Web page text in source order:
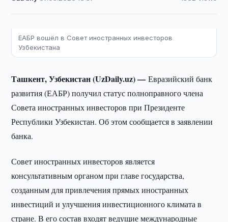
ЕАБР вошёл в Совет иностранных инвесторов
Узбекистана
Ташкент, Узбекистан (UzDaily.uz) —Евразийский банк
развития (ЕАБР) получил статус полноправного члена
Совета иностранных инвесторов при Президенте
Республики Узбекистан. Об этом сообщается в заявлении
банка.
Совет иностранных инвесторов является
консультативным органом при главе государства,
созданным для привлечения прямых иностранных
инвестиций и улучшения инвестиционного климата в
стране. В его состав входят ведущие международные